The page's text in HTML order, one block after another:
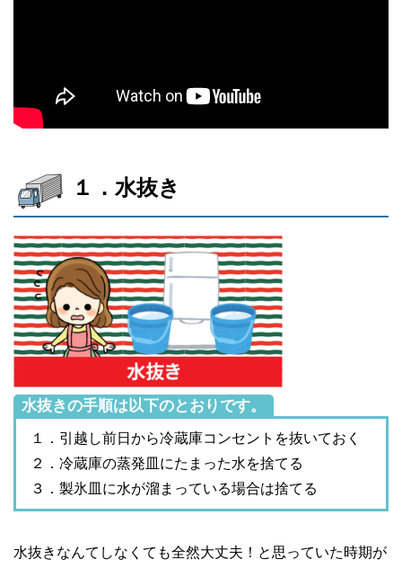
１．水抜き
水抜きの手順は以下のとおりです。
１．引越し前日から冷蔵庫コンセントを抜いておく
２．冷蔵庫の蒸発皿にたまった水を捨てる
３．製氷皿に水が溜まっている場合は捨てる
水抜きなんてしなくても全然大丈夫！と思っていた時期が